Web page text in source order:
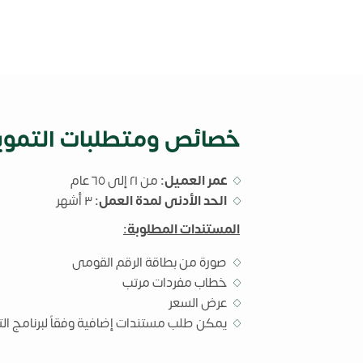
خصائص ومتطلبات
عمر العميل:من ٢١ إلى ٦٥ عام
الحد الأدنى لمدة العمل:
المستندات المطلوبة:
صورة من بطاقة الرقم القومى
خطاب مفردات مرتب
عرض السعر
يمكن طلب مستندات إضافية وفقاً لبرنامج